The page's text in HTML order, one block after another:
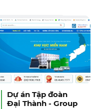
Dự án Tập đoàn
Đại Thành - Group